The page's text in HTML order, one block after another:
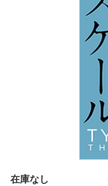
在庫なし